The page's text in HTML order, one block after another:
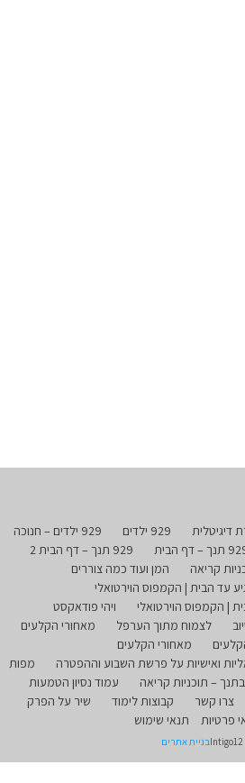
929 ילדים
929 ילדים – חנוכה
– דף הבית
929 תנך – דף הבית 2
קריאה
המן ועוד כמה צוררים
עד הבית | הקמפוס הוירטואלי
| הקמפוס הוירטואלי
ויהי פודאקסט
לצמוח מתוך הערפל
מאחורי הקלעים
מאחורי הקלעים
ואישיות על פרשת השבוע וההפטרה
מפות
– תוכניות קריאה
עמוד נסיון הטמעות
צרו קשר קבוצות לימוד
שיר על הפרק
פרטיות
תנאי שימוש
Intigo12בניית אתרים